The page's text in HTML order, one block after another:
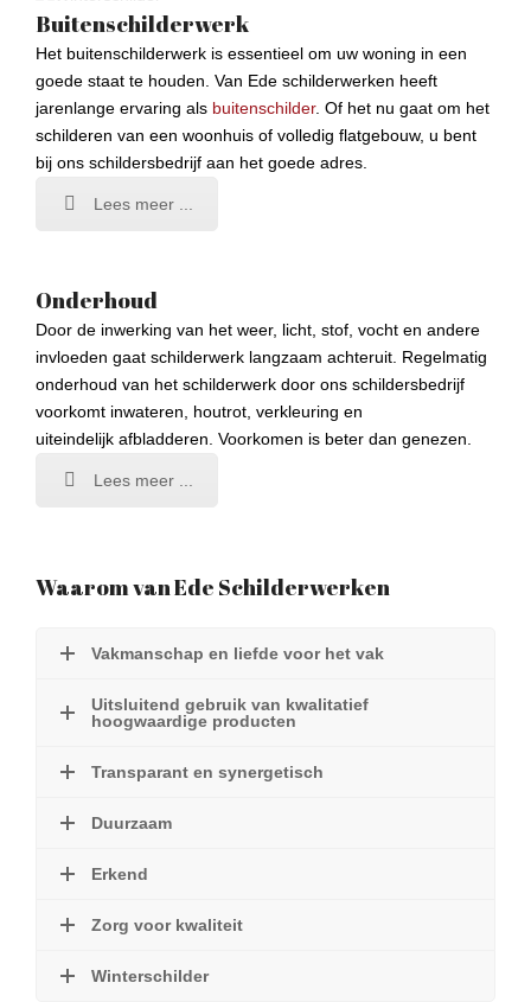
Buitenschilderwerk
Het buitenschilderwerk is essentieel om uw woning in een
goede staat te houden. Van Ede schilderwerken heeft
jarenlange ervaring als buitenschilder. Of het nu gaat om het
schilderen van een woonhuis of volledig flatgebouw, u bent
bij ons schildersbedrijf aan het goede adres.
Lees meer ...
Onderhoud
Door de inwerking van het weer, licht, stof, vocht en andere
invloeden gaat schilderwerk langzaam achteruit. Regelmatig
onderhoud van het schilderwerk door ons schildersbedrijf
voorkomt inwateren, houtrot, verkleuring en
uiteindelijk afbladderen. Voorkomen is beter dan genezen.
Lees meer ...
Waarom van Ede Schilderwerken
Vakmanschap en liefde voor het vak
Uitsluitend gebruik van kwalitatief
hoogwaardige producten
Transparant en synergetisch
Duurzaam
Erkend
Zorg voor kwaliteit
Winterschilder